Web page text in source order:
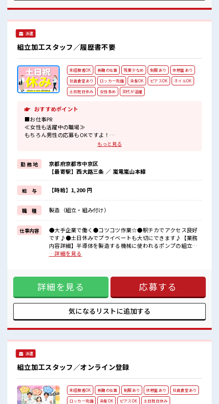
派遣
組立加工スタッフ／履歴書不要
未経験者OK 長期の仕事 残業少なめ 制服あり
休憩室あり
社員食堂あり
ロッカー完備 染髪OK ピアスOK
ネイルOK
土日祝日休み
女性多め 30代が活躍
おすすめポイント
■お仕事PR
≪女性も活躍中の職場≫
もちろん男性の応募もOKですよ！
残業はほとんどナシ！
≪週休2日制≫
週末は家族や友人と一緒にプライベート満喫！
≪髪型自由≫
基本的に髪色自由で明るすぎたり奇抜でなければOKです！
(規定有)≪機能的な制服アリ≫
制服があるので、
毎日の服装の悩み解消♪
≪様々なお仕事をご提案≫
一人で悩まず気軽に相談できる、
派遣のお仕事です！
■職場の雰囲気
髪型にこだわりのあるアナタは必見！
髪型自由な職場！
一息つける休憩スペースもあります！
もっと見る
勤 務 地
京都府京都市中京区
【最寄駅】西大路三条 ／ 嵐電嵐山本線
給 与 【時給】1,200 円
職 種 製造（組立・組み付け）
仕事内容
●大手企業で働く●コツコツ作業☆●駅チカでアクセス良好
です♪●土日休みでプライベートも大切にできます♪【業務
内容詳細】半導体を製造する機械に使われるポンプの組立業
務。工具やハンダなどを使用して組立てるお仕事です。簡易
も活躍中の職場≫ もちろん男性の応募もOKですよ！ ≪無理
なく働ける≫ 場合によってはお願いすることもありますが、
残業はほとんどナシ！ ≪週休2日制≫ 週末は家族や友人と一
緒にプライベート満喫！ ≪髪型自由≫ 基本的に髪色自由で明
るすぎたり奇抜でなければOKです！ (規定有)≪機能的な制服
アリ≫ 制服があるので、 毎日の服装の悩み解消♪ ≪様々なお
事です！ ■職場の雰囲気 女性が多い職場ですが男女は問いま
せん！ 応募お待ちしております！ 髪型にこだわりのあるアナ
…詳細を見る
詳細を見る 応募する
気になるリストに追加する
派遣
組立加工スタッフ／オンライン登録
未経験者OK 長期の仕事 制服あり 休憩室あり
社員食堂あり
ロッカー完備
染髪OK ピアスOK
土日祝日休み